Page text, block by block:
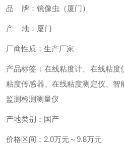
品 牌：镜像虫（厦门）
产 地：厦门
厂商性质：生产厂家
产品标签：在线粘度计、在线粘
粘度传感器、 在线粘度测定仪、智
监测检测测量仪
产地类别：国产
价格区间：2.0万元～9.8万元